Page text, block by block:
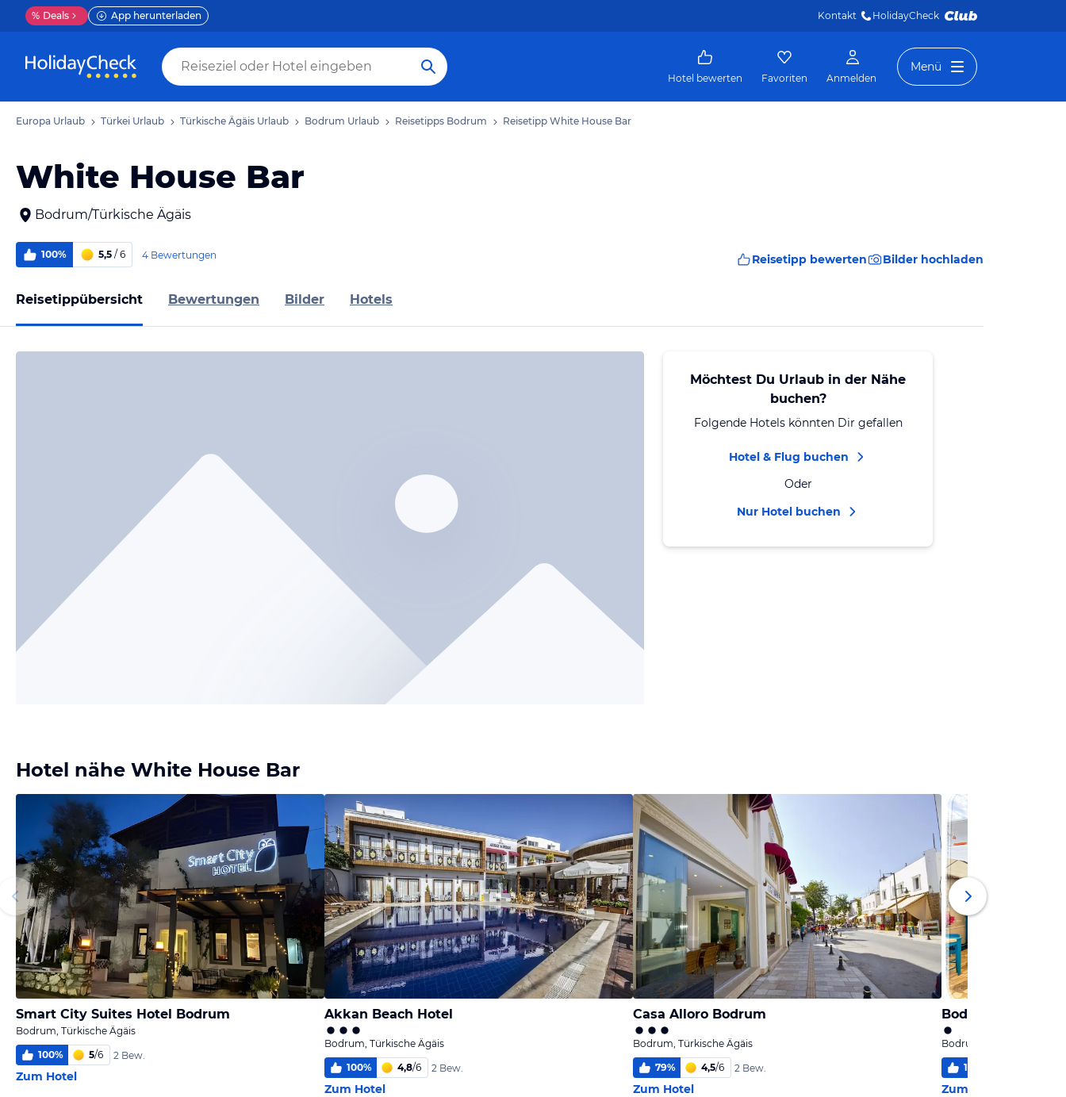
% Deals App herunterladen Kontakt HolidayCheck
Hotel bewerten Favoriten Anmelden
Menü
Europa Urlaub Türkei Urlaub Türkische Ägäis Urlaub Bodrum Urlaub Reisetipps Bodrum Reisetipp White House Bar
White House Bar
Bodrum/Türkische Ägäis
100% 5,5 / 6 4 Bewertungen Reisetipp bewerten Bilder hochladen
Reisetippübersicht Bewertungen Bilder Hotels
Möchtest Du Urlaub in der Nähe
buchen?
Folgende Hotels könnten Dir gefallen
Hotel & Flug buchen
Oder
Nur Hotel buchen
Hotel nähe White House Bar
Smart City Suites Hotel Bodrum
Bodrum, Türkische Ägäis
100% 5/6 2 Bew.
Zum Hotel
Akkan Beach Hotel
Bodrum, Türkische Ägäis
100% 4,8/6 2 Bew.
Zum Hotel
Casa Alloro Bodrum
Bodrum, Türkische Ägäis
79% 4,5/6 2 Bew.
Zum Hotel
Bodrum Sade
Bodrum, Türkische Ägäis
100
Zum Hotel